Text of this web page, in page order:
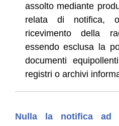
assolto mediante
relata di notifica,
ricevimento della
essendo esclusa la
documenti
registri o archivi
Nulla la notifica ad